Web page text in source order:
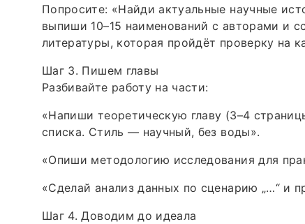
Попросите: «Найди актуальные научные
выпиши 10–15 наименований с авторами и
литературы, которая пройдёт проверку на
Шаг 3. Пишем главы
Разбивайте работу на части:
«Напиши теоретическую главу (3–4
списка. Стиль — научный, без воды».
«Опиши методологию исследования для
«Сделай анализ данных по сценарию „…“ и
Шаг 4. Доводим до идеала